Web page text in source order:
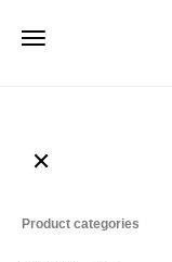
Product categories